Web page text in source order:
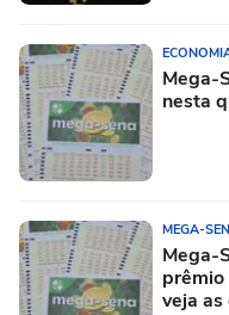
Mega-
nesta
MEGA-
Mega-
prêmio
veja as